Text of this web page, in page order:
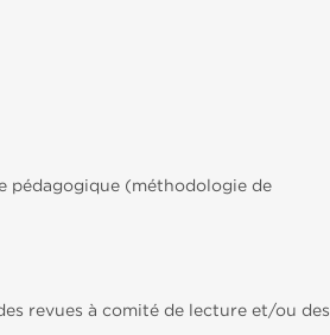
pédagogique (méthodologie de
revues à comité de lecture et/ou des